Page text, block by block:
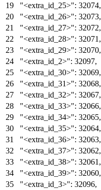
"<extra_id_25>": 32074,
"<extra_id_26>": 32073,
"<extra_id_27>": 32072,
"<extra_id_28>": 32071 ,
"<extra_id_29>": 32070,
"<extra_id_2>": 32097,
"<extra_id_30>": 32069,
"<extra_id_31>": 32068,
"<extra_id_32>": 32067,
"<extra_id_33>": 32066,
"<extra_id_34>": 32065,
"<extra_id_35>": 32064,
"<extra_id_36>": 32063,
"<extra_id_37>": 32062,
"<extra_id_38>": 32061 ,
"<extra_id_39>": 32060,
"<extra_id_3>": 32096,